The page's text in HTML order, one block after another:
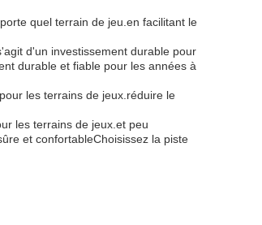
quel terrain de jeu.en facilitant le
d'un investissement durable pour
durable et fiable pour les années à
les terrains de jeux.réduire le
les terrains de jeux.et peu
et confortableChoisissez la piste